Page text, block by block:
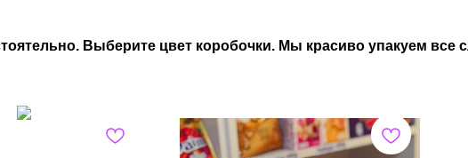
Выберите цвет коробочки. Мы красиво упакуем все